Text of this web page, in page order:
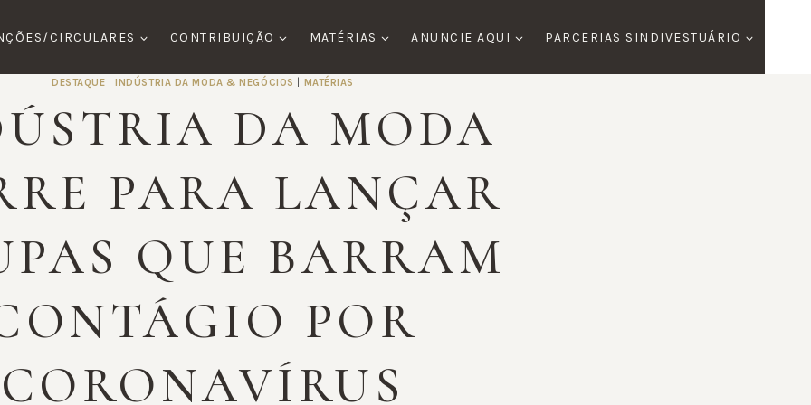
CIRCULARES CONTRIBUIÇÃO MATÉRIAS ANUNCIE AQUI PARCERIAS SINDIVESTUÁRIO
DESTAQUE INDÚSTRIA DA MODA & NEGÓCIOS MATÉRIAS
DA MODA
PARA LANÇAR
QUE BARRAM
POR
CORONAVÍRUS